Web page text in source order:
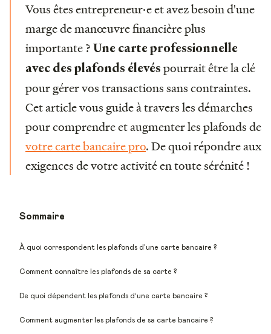
Vous êtes entrepreneur·e et avez besoin d'une
marge de manœuvre financière plus
importante ? Une carte professionnelle
avec des plafonds élevés pourrait être la clé
pour gérer vos transactions sans contraintes.
Cet article vous guide à travers les démarches
pour comprendre et augmenter les plafonds de
votre carte bancaire pro. De quoi répondre aux
exigences de votre activité en toute sérénité !
Sommaire
À quoi correspondent les plafonds d’une carte bancaire ?
Comment connaître les plafonds de sa carte ?
De quoi dépendent les plafonds d’une carte bancaire ?
Comment augmenter les plafonds de sa carte bancaire ?